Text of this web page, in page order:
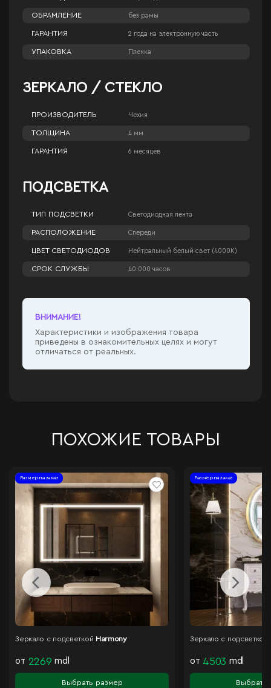
ОБРАМЛЕНИЕ без рамы
ГАРАНТИЯ 2 года на электронную часть
УПАКОВКА Пленка
ЗЕРКАЛО / СТЕКЛО
ПРОИЗВОДИТЕЛЬ Чехия
ТОЛЩИНА 4 мм
ГАРАНТИЯ 6 месяцев
ПОДСВЕТКА
ТИП ПОДСВЕТКИ Светодиодная лента
РАСПОЛОЖЕНИЕ Спереди
ЦВЕТ СВЕТОДИОДОВ Нейтральный белый свет (4000К)
СРОК СЛУЖБЫ 40.000 часов
ВНИМАНИЕ!
Характеристики и изображения товара
приведены в ознакомительных целях и могут
отличаться от реальных.
ПОХОЖИЕ ТОВАРЫ
Размер на заказ
Зеркало с подсветкой Harmony
от 2269 mdl
Выбрать размер
Размер на заказ
Зеркало с подсветкой
от 4503 mdl
Выбрать